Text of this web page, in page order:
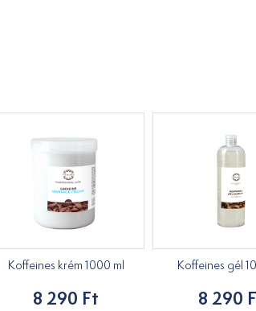
Koffeines krém 1000 ml
8 290 Ft
Koffeines gél
8 290